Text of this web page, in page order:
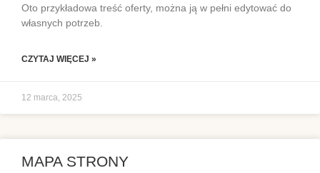
Oto przykładowa treść oferty, można ją w pełni edytować do
własnych potrzeb.
CZYTAJ WIĘCEJ »
12 marca, 2025
MAPA STRONY